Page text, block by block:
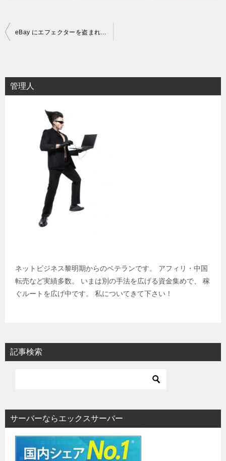
投
ビ
ゲ
eBay にエフェクターを盗まれました！！ 激怒です！！
管理人
ネットビジネス黎明期からのベテランです。 アフィリ・中国
転売など実績多数。 いまは別の手法を広げる資金集めで、 稼
ぐルートを広げ中です。 私についてきて下さい！
記事検索
サーバーならエックスサーバー